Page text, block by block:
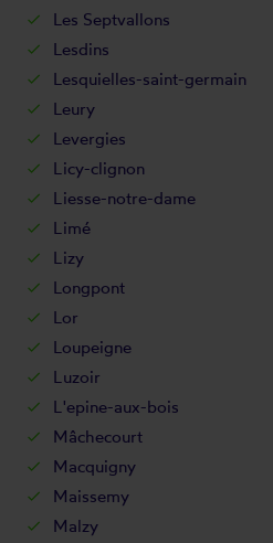
Les Septvallons
Lesdins
Lesquielles-saint-germain
Leury
Levergies
Licy-clignon
Liesse-notre-dame
Limé
Lizy
Longpont
Lor
Loupeigne
Luzoir
L'epine-aux-bois
Mâchecourt
Macquigny
Maissemy
Malzy